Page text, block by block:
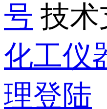
号 技术
化工仪
理登陆